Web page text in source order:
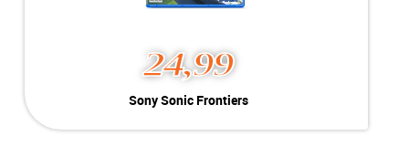
24,99
Sony Sonic Frontiers